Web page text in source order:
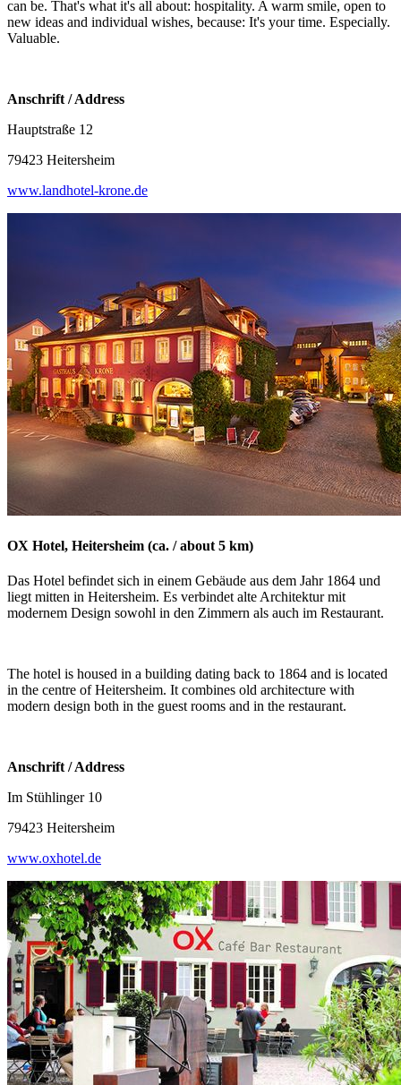
can be. That's what it's all about: hospitality. A warm smile, open to
new ideas and individual wishes, because: It's your time. Especially.
Valuable.
Anschrift / Address
Hauptstraße 12
79423 Heitersheim
www.landhotel-krone.de
OX Hotel, Heitersheim (ca. / about 5 km)
Das Hotel befindet sich in einem Gebäude aus dem Jahr 1864 und
liegt mitten in Heitersheim. Es verbindet alte Architektur mit
modernem Design sowohl in den Zimmern als auch im Restaurant.
The hotel is housed in a building dating back to 1864 and is located
in the centre of Heitersheim. It combines old architecture with
modern design both in the guest rooms and in the restaurant.
Anschrift / Address
Im Stühlinger 10
79423 Heitersheim
www.oxhotel.de